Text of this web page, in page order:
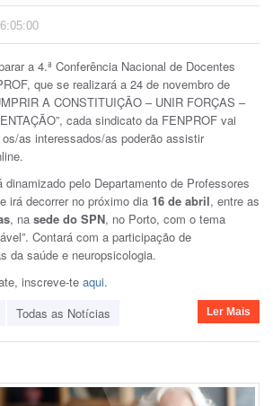
a 4.ª Conferência Nacional de Docentes
que se realizará a 24 de novembro de
A CONSTITUIÇÃO – UNIR FORÇAS –
cada sindicato da FENPROF vai
as interessados/as poderão assistir
dinamizado pelo Departamento de Professores
irá decorrer no próximo dia 16 de abril, entre as
, na sede do SPN, no Porto, com o tema
Contará com a participação de
da saúde e neuropsicologia.
inscreve-te aqui.
Todas as Notícias Ler Mais